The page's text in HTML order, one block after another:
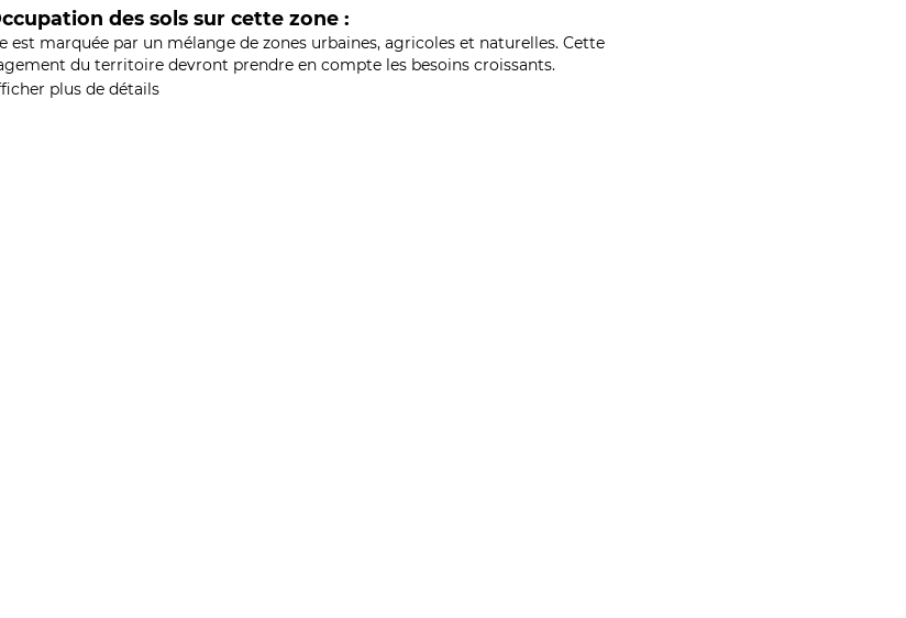
des sols sur cette zone :
marquée par un mélange de zones urbaines, agricoles et naturelles. Cette
du territoire devront prendre en compte les besoins croissants.
plus de détails